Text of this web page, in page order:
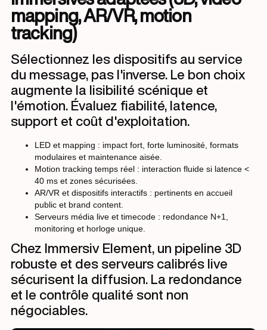
mapping, AR/VR, motion
tracking)
Sélectionnez les dispositifs au service
du message, pas l'inverse. Le bon choix
augmente la lisibilité scénique et
l'émotion. Évaluez fiabilité, latence,
support et coût d'exploitation.
LED et mapping : impact fort, forte luminosité, formats
modulaires et maintenance aisée.
Motion tracking temps réel : interaction fluide si latence <
40 ms et zones sécurisées.
AR/VR et dispositifs interactifs : pertinents en accueil
public et brand content.
Serveurs média live et timecode : redondance N+1,
monitoring et horloge unique.
Chez Immersiv Element, un pipeline 3D
robuste et des serveurs calibrés live
sécurisent la diffusion. La redondance
et le contrôle qualité sont non
négociables.